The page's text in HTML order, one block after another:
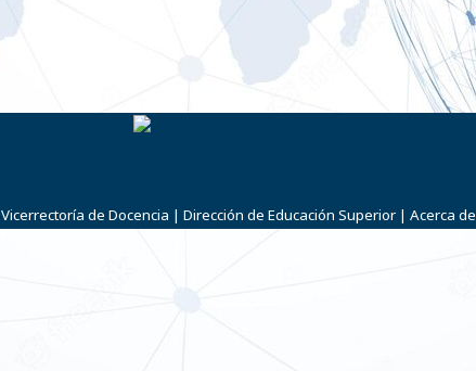
Vicerrectoría de Docencia | Dirección de Educación Superior | Acerca de